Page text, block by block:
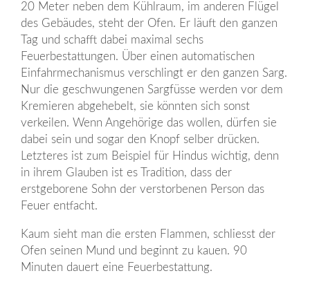
20 Meter neben dem Kühlraum, im anderen Flügel
des Gebäudes, steht der Ofen. Er läuft den ganzen
Tag und schafft dabei maximal sechs
Feuerbestattungen. Über einen automatischen
Einfahrmechanismus verschlingt er den ganzen Sarg.
Nur die geschwungenen Sargfüsse werden vor dem
Kremieren abgehebelt, sie könnten sich sonst
verkeilen. Wenn Angehörige das wollen, dürfen sie
dabei sein und sogar den Knopf selber drücken.
Letzteres ist zum Beispiel für Hindus wichtig, denn
in ihrem Glauben ist es Tradition, dass der
erstgeborene Sohn der verstorbenen Person das
Feuer entfacht.
Kaum sieht man die ersten Flammen, schliesst der
Ofen seinen Mund und beginnt zu kauen. 90
Minuten dauert eine Feuerbestattung.